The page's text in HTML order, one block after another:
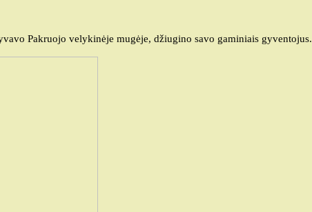
Pakruojo velykinėje mugėje, džiugino savo gaminiais gyventojus.